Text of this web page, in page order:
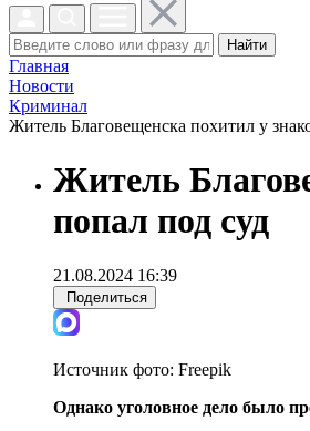
Найти
Главная
Новости
Криминал
Житель Благовещенска похитил у
Житель
попал под суд
21.08.2024 16:39
Поделиться
Источник фото: Freepik
Однако уголовное дело было